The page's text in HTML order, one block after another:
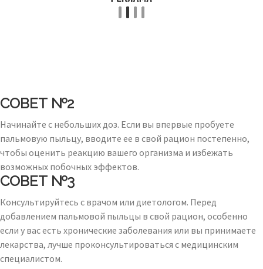
СОВЕТ №2
Начинайте с небольших доз. Если вы впервые пробуете
пальмовую пыльцу, вводите ее в свой рацион постепенно,
чтобы оценить реакцию вашего организма и избежать
возможных побочных эффектов.
СОВЕТ №3
Консультируйтесь с врачом или диетологом. Перед
добавлением пальмовой пыльцы в свой рацион, особенно
если у вас есть хронические заболевания или вы принимаете
лекарства, лучше проконсультироваться с медицинским
специалистом.